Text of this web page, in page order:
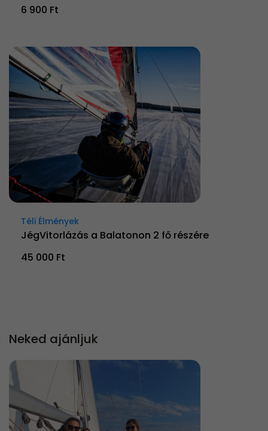
6 900 Ft
Téli Élmények
JégVitorlázás a Balatonon 2 fő részére
45 000 Ft
Neked ajánljuk